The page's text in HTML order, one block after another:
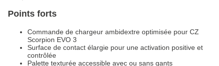
Points forts
Commande de chargeur ambidextre optimisée pour CZ
Scorpion EVO 3
Surface de contact élargie pour une activation positive et
contrôlée
Palette texturée accessible avec ou sans gants